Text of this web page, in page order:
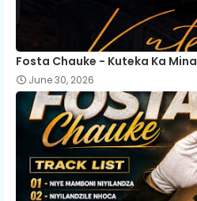
Fosta Chauke - Kuteka Ka
June 30, 2026